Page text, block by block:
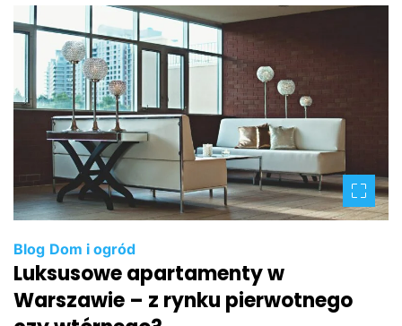
Blog Dom i ogród
Luksusowe apartamenty w
Warszawie – z rynku pierwotnego